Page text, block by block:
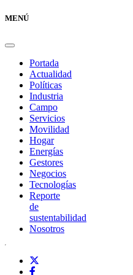
MENÚ
Portada
Actualidad
Políticas
Industria
Campo
Servicios
Movilidad
Hogar
Energías
Gestores
Negocios
Tecnologías
Reporte
de
sustentabilidad
Nosotros